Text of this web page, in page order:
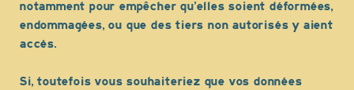
notamment pour empêcher qu’elles soient déformées,
endommagées, ou que des tiers non autorisés y aient
accès.
Si, toutefois vous souhaiteriez que vos données